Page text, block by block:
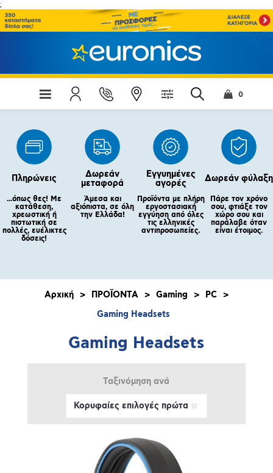
;
0
Πληρώνεις
...όπως θες! Με
κατάθεση,
χρεωστική ή
πιστωτική σε
πολλές, ευέλικτες
δόσεις!
Δωρεάν
μεταφορά
Άμεσα και
αξιόπιστα, σε όλη
την Ελλάδα!
Εγγυημένες
αγορές
Προϊόντα με πλήρη
εργοστασιακή
εγγύηση από όλες
τις ελληνικές
αντιπροσωπείες.
Δωρεάν φύλαξη
Πάρε τον χρόνο
σου, φτιάξε τον
χώρο σου και
παράλαβε όταν
είναι έτοιμος.
Αρχική > ΠΡΟΪΟΝΤΑ > Gaming > PC >
Gaming Headsets
Gaming Headsets
Ταξινόμηση ανά